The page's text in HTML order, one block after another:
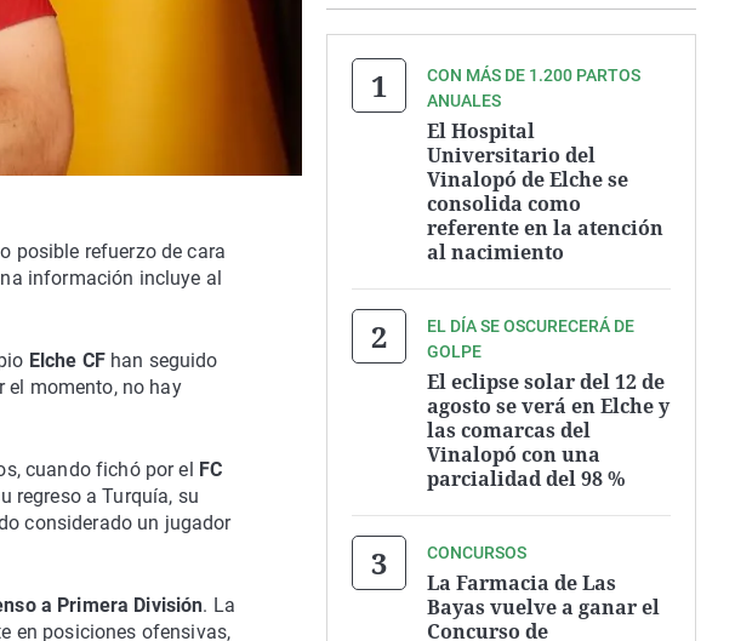
posible refuerzo de cara
información incluye al
Elche CFhan seguido
el momento, no hay
cuando fichó por el
FC
regreso a Turquía, su
considerado un jugador
a Primera División. La
en posiciones ofensivas,
CON MÁS DE 1.200 PARTOS
ANUALES
El Hospital
Universitario del
Vinalopó de Elche se
consolida como
referente en la atención
al nacimiento
EL DÍA SE OSCURECERÁ DE
GOLPE
El eclipse solar del 12 de
agosto se verá en Elche y
las comarcas del
Vinalopó con una
parcialidad del 98 %
CONCURSOS
La Farmacia de Las
Bayas vuelve a ganar el
Concurso de